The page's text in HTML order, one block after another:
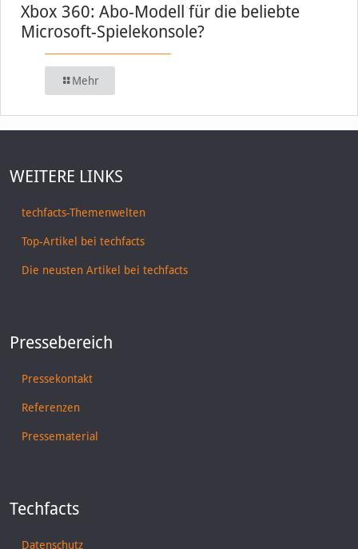
Xbox 360: Abo-Modell für die beliebte
Microsoft-Spielekonsole?
Mehr
WEITERE LINKS
techfacts-Themenwelten
Top-Artikel bei techfacts
Die neusten Artikel bei techfacts
Pressebereich
Pressekontakt
Referenzen
Pressematerial
Techfacts
Datenschutz